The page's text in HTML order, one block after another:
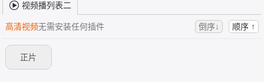
视频播列表二
高清视频无需安装任何插件 倒序↓ 顺序 ↑
正片